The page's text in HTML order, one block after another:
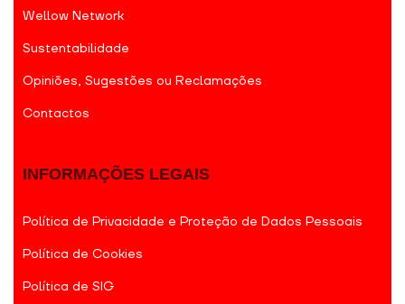
Wellow Network
Sustentabilidade
Opiniões, Sugestões ou Reclamações
Contactos
INFORMAÇÕES LEGAIS
Política de Privacidade e Proteção de Dados Pessoais
Política de Cookies
Política de SIG